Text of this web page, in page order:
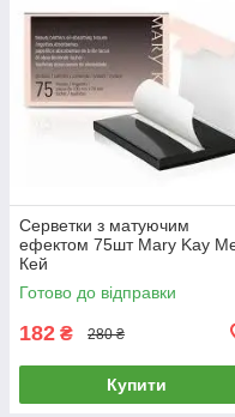
Серветки з матуючим
ефектом 75шт Mary Kay
Кей
Готово до відправки
182 ₴ 280 ₴
Купити